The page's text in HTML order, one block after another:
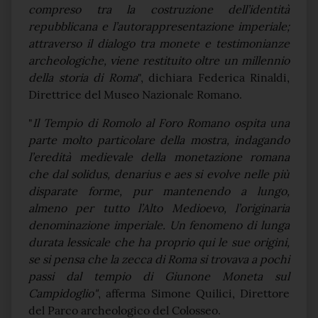
compreso tra la costruzione dell’identità
repubblicana e l’autorappresentazione imperiale;
attraverso il dialogo tra monete e testimonianze
archeologiche, viene restituito oltre un millennio
della storia di Roma", dichiara Federica Rinaldi,
Direttrice del Museo Nazionale Romano.
"Il Tempio di Romolo al Foro Romano ospita una
parte molto particolare della mostra, indagando
l’eredità medievale della monetazione romana
che dal solidus, denarius e aes si evolve nelle più
disparate forme, pur mantenendo a lungo,
almeno per tutto l’Alto Medioevo, l’originaria
denominazione imperiale. Un fenomeno di lunga
durata lessicale che ha proprio qui le sue origini,
se si pensa che la zecca di Roma si trovava a pochi
passi dal tempio di Giunone Moneta sul
Campidoglio", afferma Simone Quilici, Direttore
del Parco archeologico del Colosseo.